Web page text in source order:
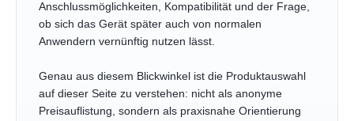
Anschlussmöglichkeiten, Kompatibilität und der Frage,
ob sich das Gerät später auch von normalen
Anwendern vernünftig nutzen lässt.
Genau aus diesem Blickwinkel ist die Produktauswahl
auf dieser Seite zu verstehen: nicht als anonyme
Preisauflistung, sondern als praxisnahe Orientierung